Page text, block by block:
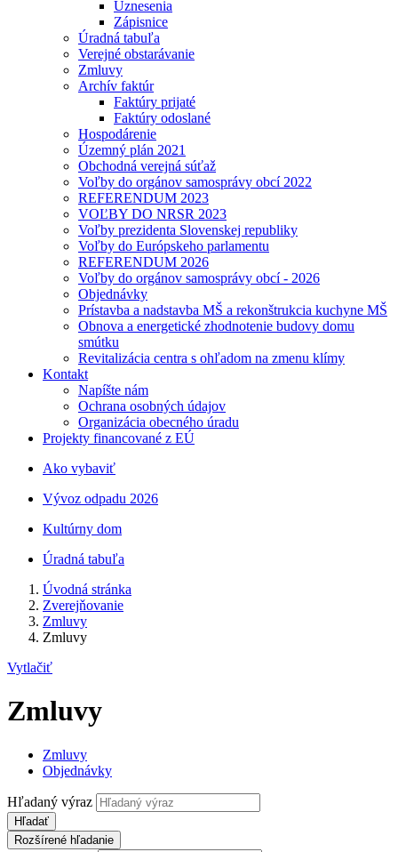
Uznesenia
Zápisnice
Úradná tabuľa
Verejné obstarávanie
Zmluvy
Archív faktúr
Faktúry prijaté
Faktúry odoslané
Hospodárenie
Územný plán 2021
Obchodná verejná súťaž
Voľby do orgánov samosprávy obcí 2022
REFERENDUM 2023
VOĽBY DO NRSR 2023
Voľby prezidenta Slovenskej republiky
Voľby do Európskeho parlamentu
REFERENDUM 2026
Voľby do orgánov samosprávy obcí - 2026
Objednávky
Prístavba a nadstavba MŠ a rekonštrukcia kuchyne MŠ
Obnova a energetické zhodnotenie budovy domu
smútku
Revitalizácia centra s ohľadom na zmenu klímy
Kontakt
Napíšte nám
Ochrana osobných údajov
Organizácia obecného úradu
Projekty financované z EÚ
Ako vybaviť
Vývoz odpadu 2026
Kultúrny dom
Úradná tabuľa
Úvodná stránka
Zverejňovanie
Zmluvy
Zmluvy
Vytlačiť
Zmluvy
Zmluvy
Objednávky
Hľadaný výraz
Hľadať
Rozšírené hľadanie